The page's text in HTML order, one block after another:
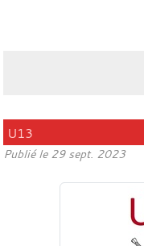
U13
Publié le 29 sept. 2023